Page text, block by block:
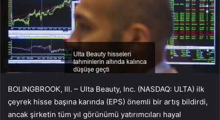
BOLINGBROOK, Ill. – Ulta Beauty, Inc. (NASDAQ: ULTA) ilk
çeyrek hisse başına karında (EPS) önemli bir artış bildirdi,
ancak şirketin tüm yıl görünümü yatırımcıları hayal